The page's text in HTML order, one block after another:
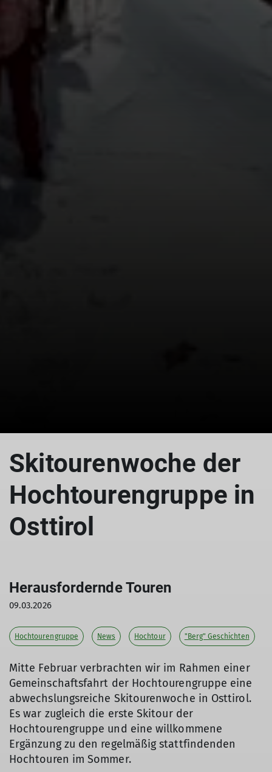
Skitourenwoche der
Hochtourengruppe in
Osttirol
Herausfordernde Touren
09.03.2026
Hochtourengruppe News Hochtour "Berg" Geschichten
Mitte Februar verbrachten wir im Rahmen einer
Gemeinschaftsfahrt der Hochtourengruppe eine
abwechslungsreiche Skitourenwoche in Osttirol.
Es war zugleich die erste Skitour der
Hochtourengruppe und eine willkommene
Ergänzung zu den regelmäßig stattfindenden
Hochtouren im Sommer.